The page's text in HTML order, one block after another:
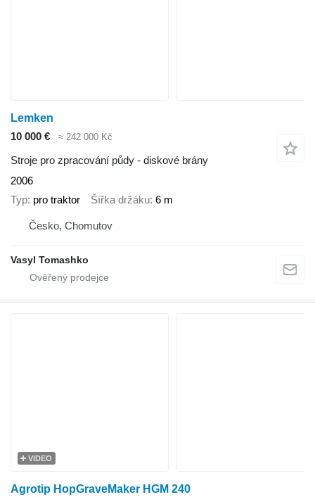
Lemken
10 000 €
≈ 242 000 Kč
Stroje pro zpracování půdy - diskové brány
2006
Typ pro traktor Šířka držáku 6 m
Česko, Chomutov
Vasyl Tomashko
VIDEO
Agrotip HopGraveMaker HGM 240